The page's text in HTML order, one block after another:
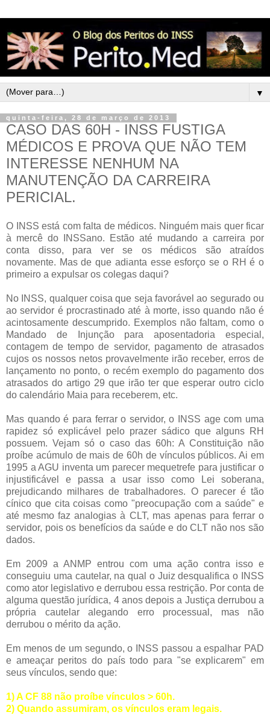
▼
quinta-feira, 28 de março de 2013
CASO DAS 60H - INSS FUSTIGA
MÉDICOS E PROVA QUE NÃO TEM
INTERESSE NENHUM NA
MANUTENÇÃO DA CARREIRA
PERICIAL.
O INSS está com falta de médicos. Ninguém mais quer ficar
à mercê do INSSano. Estão até mudando a carreira por
conta disso, para ver se os médicos são atraídos
novamente. Mas de que adianta esse esforço se o RH é o
primeiro a expulsar os colegas daqui?
No INSS, qualquer coisa que seja favorável ao segurado ou
ao servidor é procrastinado até à morte, isso quando não é
acintosamente descumprido. Exemplos não faltam, como o
Mandado de Injunção para aposentadoria especial,
contagem de tempo de servidor, pagamento de atrasados
cujos os nossos netos provavelmente irão receber, erros de
lançamento no ponto, o recém exemplo do pagamento dos
atrasados do artigo 29 que irão ter que esperar outro ciclo
do calendário Maia para receberem, etc.
Mas quando é para ferrar o servidor, o INSS age com uma
rapidez só explicável pelo prazer sádico que alguns RH
possuem. Vejam só o caso das 60h: A Constituição não
proíbe acúmulo de mais de 60h de vínculos públicos. Ai em
1995 a AGU inventa um parecer mequetrefe para justificar o
injustificável e passa a usar isso como Lei soberana,
prejudicando milhares de trabalhadores. O parecer é tão
cínico que cita coisas como "preocupação com a saúde" e
até mesmo faz analogias à CLT, mas apenas para ferrar o
servidor, pois os benefícios da saúde e do CLT não nos são
dados.
Em 2009 a ANMP entrou com uma ação contra isso e
conseguiu uma cautelar, na qual o Juiz desqualifica o INSS
como ator legislativo e derrubou essa restrição. Por conta de
alguma questão jurídica, 4 anos depois a Justiça derrubou a
própria cautelar alegando erro processual, mas não
derrubou o mérito da ação.
Em menos de um segundo, o INSS passou a espalhar PAD
e ameaçar peritos do país todo para "se explicarem" em
seus vínculos, sendo que:
1) A CF 88 não proíbe vínculos > 60h.
2) Quando assumiram, os vínculos eram legais.